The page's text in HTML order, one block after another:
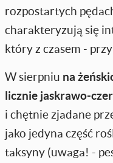
rozpostartych
charakteryzują się
który z czasem -
W sierpniu na
licznie jaskrawo-
i chętnie zjadane
jako jedyna część
taksyny (uwaga! -